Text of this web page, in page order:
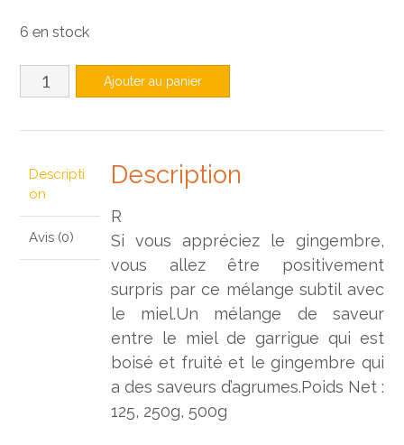
6 en stock
quantité
de
Ajouter au panier
Descripti
on
Avis (0)
Description
R
Si vous appréciez le gingembre,
vous allez être positivement
surpris par ce mélange subtil avec
le miel.Un mélange de saveur
entre le miel de garrigue qui est
boisé et fruité et le gingembre qui
a des saveurs d’agrumes.Poids Net :
125, 250g, 500g